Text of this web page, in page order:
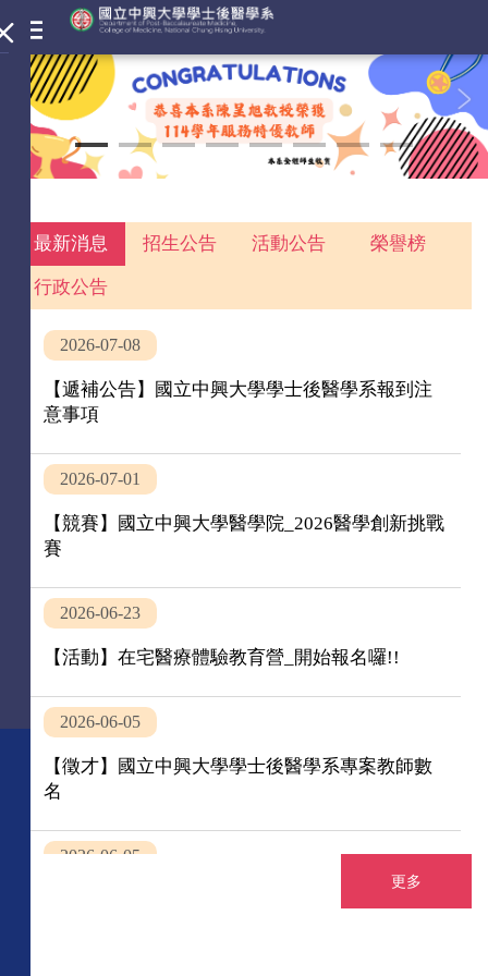
最新消息 招生公告 活動公告 榮譽榜
行政公告
2026-07-08
【遞補公告】國立中興大學學士後醫學系報到注
意事項
2026-07-01
【競賽】國立中興大學醫學院_2026醫學創新挑戰
賽
2026-06-23
【活動】在宅醫療體驗教育營_開始報名囉!!
2026-06-05
【徵才】國立中興大學學士後醫學系專案教師數
名
2026-06-05
更多